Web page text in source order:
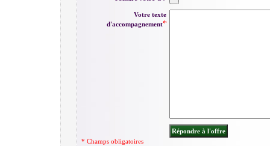
Votre texte
d'accompagnement
* Champs obligatoires